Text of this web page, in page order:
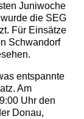
Juniwoche
die SEG
Für Einsätze
Schwandorf
entspannte
Am
Uhr den
Donau,